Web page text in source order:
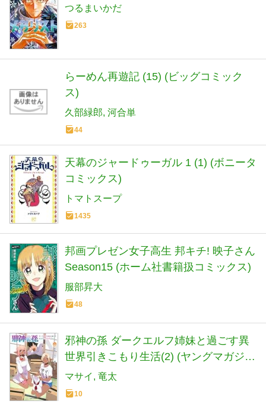
つるまいかだ
263
らーめん再遊記 (15) (ビッグコミック
ス)
久部緑郎 河合単
44
天幕のジャードゥーガル 1 (1) (ボニータ
コミックス)
トマトスープ
1435
邦画プレゼン女子高生 邦キチ! 映子さん
Season15 (ホーム社書籍扱コミックス)
服部昇大
48
邪神の孫 ダークエルフ姉妹と過ごす異
世界引きこもり生活(2) (ヤングマガジン
KC)
マサイ 竜太
10